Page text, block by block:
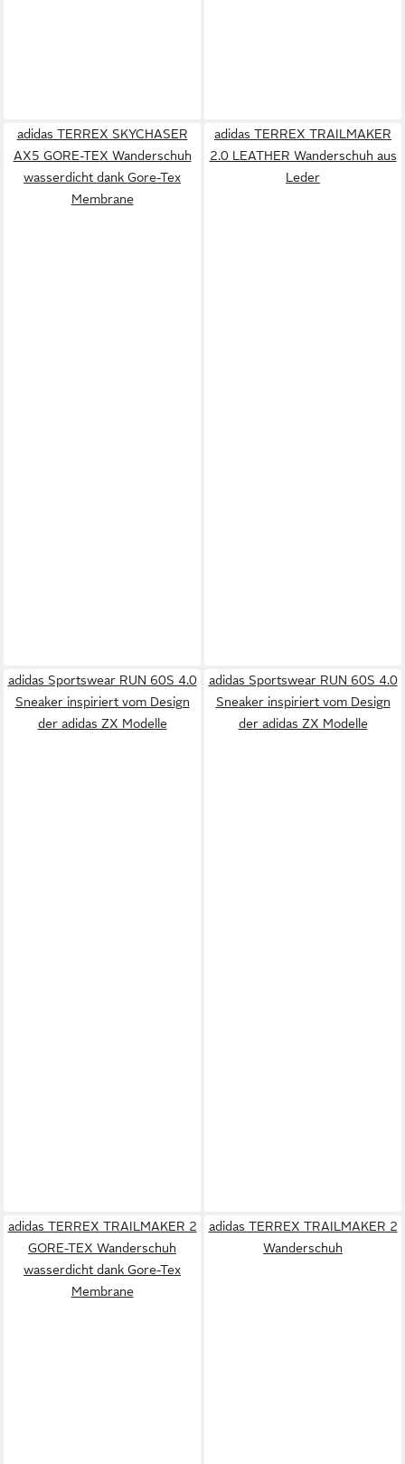
adidas TERREX SKYCHASER
AX5 GORE-TEX Wanderschuh
wasserdicht dank Gore-Tex
Membrane
adidas TERREX TRAILMAKER
2.0 LEATHER Wanderschuh aus
Leder
adidas Sportswear RUN 60S 4.0
Sneaker inspiriert vom Design
der adidas ZX Modelle
adidas Sportswear RUN 60S 4.0
Sneaker inspiriert vom Design
der adidas ZX Modelle
adidas TERREX TRAILMAKER 2
GORE-TEX Wanderschuh
wasserdicht dank Gore-Tex
Membrane
adidas TERREX TRAILMAKER 2
Wanderschuh